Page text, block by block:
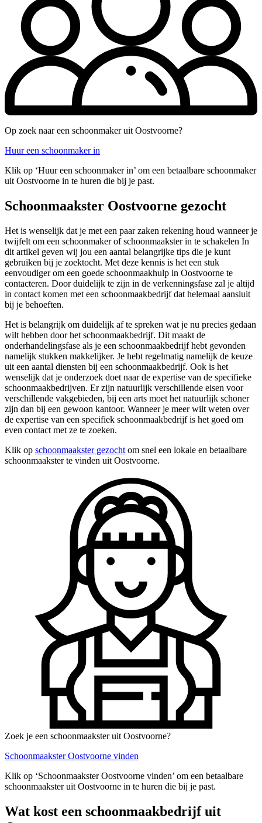
Op zoek naar een schoonmaker uit Oostvoorne?
Huur een schoonmaker in
Klik op ‘Huur een schoonmaker in’ om een betaalbare schoonmaker
uit Oostvoorne in te huren die bij je past.
Schoonmaakster Oostvoorne gezocht
Het is wenselijk dat je met een paar zaken rekening houd wanneer je
twijfelt om een schoonmaker of schoonmaakster in te schakelen In
dit artikel geven wij jou een aantal belangrijke tips die je kunt
gebruiken bij je zoektocht. Met deze kennis is het een stuk
eenvoudiger om een goede schoonmaakhulp in Oostvoorne te
contacteren. Door duidelijk te zijn in de verkenningsfase zal je altijd
in contact komen met een schoonmaakbedrijf dat helemaal aansluit
bij je behoeften.
Het is belangrijk om duidelijk af te spreken wat je nu precies gedaan
wilt hebben door het schoonmaakbedrijf. Dit maakt de
onderhandelingsfase als je een schoonmaakbedrijf hebt gevonden
namelijk stukken makkelijker. Je hebt regelmatig namelijk de keuze
uit een aantal diensten bij een schoonmaakbedrijf. Ook is het
wenselijk dat je onderzoek doet naar de expertise van de specifieke
schoonmaakbedrijven. Er zijn natuurlijk verschillende eisen voor
verschillende vakgebieden, bij een arts moet het natuurlijk schoner
zijn dan bij een gewoon kantoor. Wanneer je meer wilt weten over
de expertise van een specifiek schoonmaakbedrijf is het goed om
even contact met ze te zoeken.
Klik op schoonmaakster gezocht om snel een lokale en betaalbare
schoonmaakster te vinden uit Oostvoorne.
Zoek je een schoonmaakster uit Oostvoorne?
Schoonmaakster Oostvoorne vinden
Klik op ‘Schoonmaakster Oostvoorne vinden’ om een betaalbare
schoonmaakster uit Oostvoorne in te huren die bij je past.
Wat kost een schoonmaakbedrijf uit